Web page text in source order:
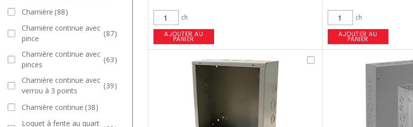
Charnière 88
Charnière continue avec
pince
87
Charnière continue avec
pinces
63
Charnière continue avec
verrou à 3 points
39
Charnière continue 38
Loquet à fente au quart
ch
AJOUTER AU
PANIER
ch
AJOUTER AU
PANIER